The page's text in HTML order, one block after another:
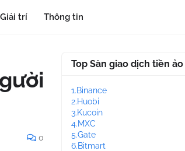
Giải trí Thông tin
0
Top Sàn giao dịch tiền ảo
1.Binance
2.Huobi
3.Kucoin
4.MXC
5.Gate
6.Bitmart